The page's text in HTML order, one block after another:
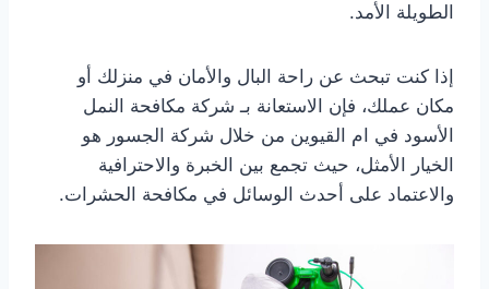
الطويلة الأمد.
إذا كنت تبحث عن راحة البال والأمان في منزلك أو
مكان عملك، فإن الاستعانة بـ شركة مكافحة النمل
الأسود في ام القيوين من خلال شركة الجسور هو
الخيار الأمثل، حيث تجمع بين الخبرة والاحترافية
والاعتماد على أحدث الوسائل في مكافحة الحشرات.